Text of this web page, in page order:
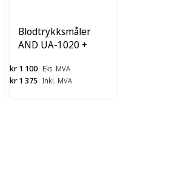
Blodtrykksmåler
AND UA-1020 +
kr 1 100 Eks. MVA
kr 1 375 Inkl. MVA